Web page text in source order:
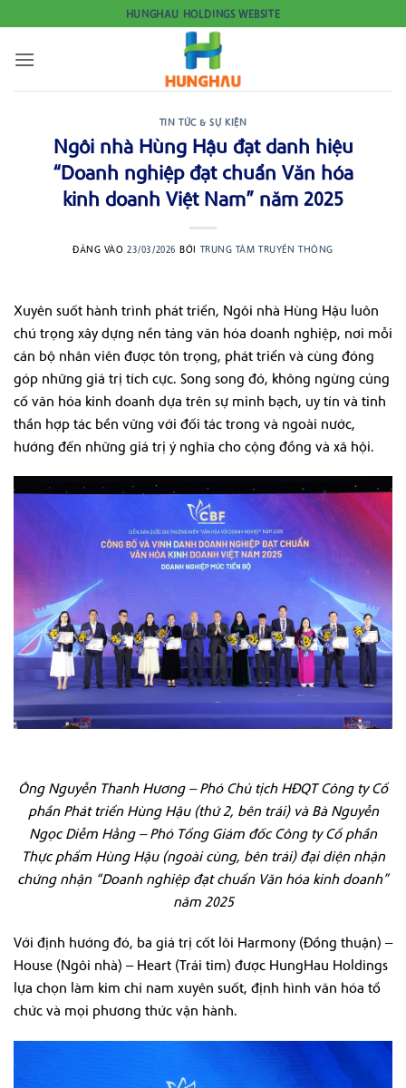
nội
HUNGHAU HOLDINGS WEBSITE
TIN TỨC & SỰ KIỆN
Ngôi nhà Hùng Hậu đạt danh hiệu
“Doanh nghiệp đạt chuẩn Văn hóa
kinh doanh Việt Nam” năm 2025
ĐĂNG VÀO23/03/2026 BỞI TRUNG TÂM TRUYỀN THÔNG
Xuyên suốt hành trình phát triển, Ngôi nhà Hùng Hậu luôn
chú trọng xây dựng nền tảng văn hóa doanh nghiệp, nơi mỗi
cán bộ nhân viên được tôn trọng, phát triển và cùng đóng
góp những giá trị tích cực. Song song đó, không ngừng củng
cố văn hóa kinh doanh dựa trên sự minh bạch, uy tín và tinh
thần hợp tác bền vững với đối tác trong và ngoài nước,
hướng đến những giá trị ý nghĩa cho cộng đồng và xã hội.
Ông Nguyễn Thanh Hương – Phó Chủ tịch HĐQT Công ty Cổ
phần Phát triển Hùng Hậu (thứ 2, bên trái) và Bà Nguyễn
Ngọc Diễm Hằng – Phó Tổng Giám đốc Công ty Cổ phần
Thực phẩm Hùng Hậu (ngoài cùng, bên trái) đại diện nhận
chứng nhận “Doanh nghiệp đạt chuẩn Văn hóa kinh doanh”
năm 2025
Với định hướng đó, ba giá trị cốt lõi Harmony (Đồng thuận) –
House (Ngôi nhà) – Heart (Trái tim) được HungHau Holdings
lựa chọn làm kim chỉ nam xuyên suốt, định hình văn hóa tổ
chức và mọi phương thức vận hành.